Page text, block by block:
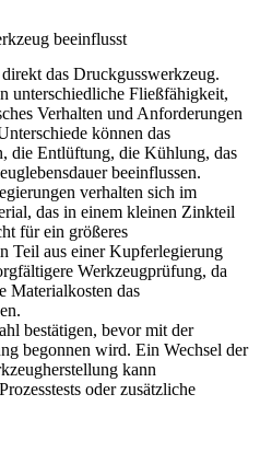
beeinflusst
das Druckgusswerkzeug.
unterschiedliche Fließfähigkeit,
Verhalten und Anforderungen
können das
die Entlüftung, die Kühlung, das
beeinflussen.
verhalten sich im
das in einem kleinen Zinkteil
für ein größeres
Teil aus einer Kupferlegierung
Werkzeugprüfung, da
Materialkosten das
bestätigen, bevor mit der
begonnen wird. Ein Wechsel der
kann
oder zusätzliche